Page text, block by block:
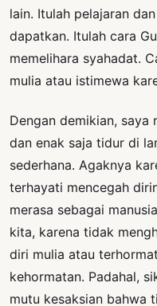
lain. Itulah pelajaran
dapatkan. Itulah cara
memelihara syahadat.
mulia atau istimewa
Dengan demikian, saya
dan enak saja tidur di
sederhana. Agaknya
terhayati mencegah
merasa sebagai
kita, karena tidak
diri mulia atau
kehormatan. Padahal,
mutu kesaksian bahwa